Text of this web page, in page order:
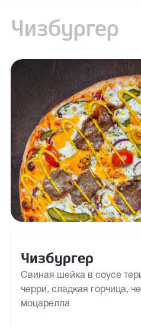
Чизбургер
Чизбургер
Свиная шейка в соусе
черри, сладкая горчица,
моцарелла